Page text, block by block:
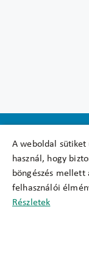
A weboldal sütiket
használ, hogy
böngészés mellett
felhasználói
Részletek